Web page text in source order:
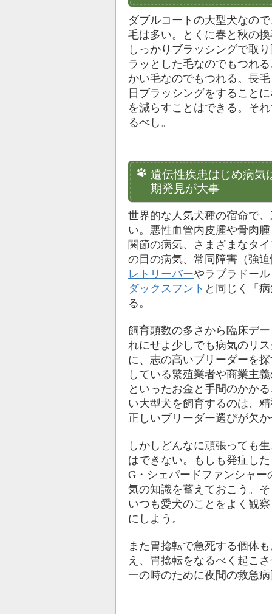
ダブルコートの大型犬なの
毛は多い。とくに春と秋の
しっかりブラッシングで取
ラッとした毛なのでもつれ
かい毛なのでもつれる。長
日ブラッシングをすること
を減らすことはできる。そ
るべし。
遺伝性疾患はじめ病気
期発見が大事
世界的な人気犬種の宿命で
い。悪性血管内皮腫や骨肉
関節の病気、さまざまなタ
の目の病気、常同障害（強
レトリーバーやラブラドー
ダックスフント と同じく「
る。
飼育頭数の多さから臨床デ
れにせよ少しでも病気のリ
に、志の高いブリーダーを
している繁殖業者や商業主
といったお金と手間のかか
い大型犬を飼育するのは、
正しいブリーダー選びが欠
しかしどんなに頑張っても
はできない。もしも発症し
G・シェパードファンシャ
気の知識を蓄えておこう。
いつも愛犬のことをよく観
にしよう。
また胃捻転で急死する個体
え、胃捻転をなるべく起こ
一の時のために夜間の救急